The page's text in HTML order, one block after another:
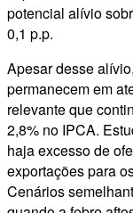
potencial alívio
0,1 p.p.
Apesar desse
permanecem em
relevante que
2,8% no IPCA.
haja excesso de
exportações para
Cenários